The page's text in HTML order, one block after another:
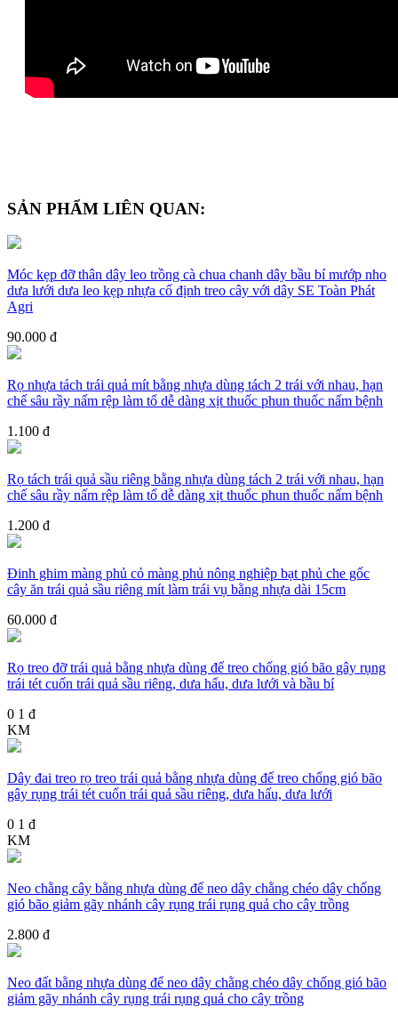
SẢN PHẨM LIÊN QUAN:
Móc kẹp đỡ thân dây leo trồng cà chua chanh dây bầu bí mướp nho
dưa lưới dưa leo kẹp nhựa cố định treo cây với dây SE Toàn Phát
Agri
90.000 đ
Rọ nhựa tách trái quả mít bằng nhựa dùng tách 2 trái với nhau, hạn
chế sâu rầy nấm rệp làm tổ dễ dàng xịt thuốc phun thuốc nấm bệnh
1.100 đ
Rọ tách trái quả sầu riêng bằng nhựa dùng tách 2 trái với nhau, hạn
chế sâu rầy nấm rệp làm tổ dễ dàng xịt thuốc phun thuốc nấm bệnh
1.200 đ
Đinh ghim màng phủ cỏ màng phủ nông nghiệp bạt phủ che gốc
cây ăn trái quả sầu riêng mít làm trái vụ bằng nhựa dài 15cm
60.000 đ
Rọ treo đỡ trái quả bằng nhựa dùng để treo chống gió bão gây rụng
trái tét cuốn trái quả sầu riêng, dưa hấu, dưa lưới và bầu bí
0 1 đ
KM
Dây đai treo rọ treo trái quả bằng nhựa dùng để treo chống gió bão
gây rụng trái tét cuốn trái quả sầu riêng, dưa hấu, dưa lưới
0 1 đ
KM
Neo chằng cây bằng nhựa dùng để neo dây chằng chéo dây chống
gió bão giảm gãy nhánh cây rụng trái rụng quả cho cây trồng
2.800 đ
Neo đất bằng nhựa dùng để neo dây chằng chéo dây chống gió bão
giảm gãy nhánh cây rụng trái rụng quả cho cây trồng